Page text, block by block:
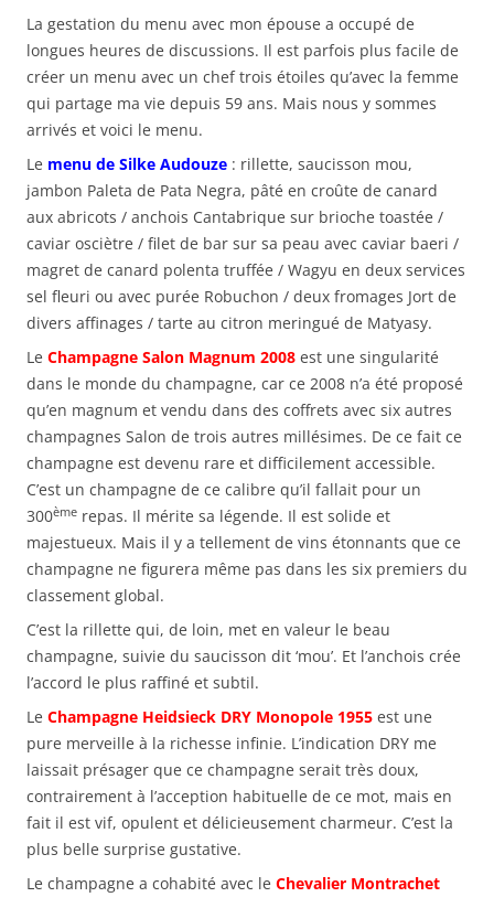
La gestation du menu avec mon épouse a occupé de
longues heures de discussions. Il est parfois plus facile de
créer un menu avec un chef trois étoiles qu’avec la femme
qui partage ma vie depuis 59 ans. Mais nous y sommes
arrivés et voici le menu.
Le menu de Silke Audouze : rillette, saucisson mou,
jambon Paleta de Pata Negra, pâté en croûte de canard
aux abricots / anchois Cantabrique sur brioche toastée /
caviar osciètre / filet de bar sur sa peau avec caviar baeri /
magret de canard polenta truffée / Wagyu en deux services
sel fleuri ou avec purée Robuchon / deux fromages Jort de
divers affinages / tarte au citron meringué de Matyasy.
Le Champagne Salon Magnum 2008 est une singularité
dans le monde du champagne, car ce 2008 n’a été proposé
qu’en magnum et vendu dans des coffrets avec six autres
champagnes Salon de trois autres millésimes. De ce fait ce
champagne est devenu rare et difficilement accessible.
C’est un champagne de ce calibre qu’il fallait pour un
300ème repas. Il mérite sa légende. Il est solide et
majestueux. Mais il y a tellement de vins étonnants que ce
champagne ne figurera même pas dans les six premiers du
classement global.
C’est la rillette qui, de loin, met en valeur le beau
champagne, suivie du saucisson dit ‘mou’. Et l’anchois crée
l’accord le plus raffiné et subtil.
Le Champagne Heidsieck DRY Monopole 1955 est une
pure merveille à la richesse infinie. L’indication DRY me
laissait présager que ce champagne serait très doux,
contrairement à l’acception habituelle de ce mot, mais en
fait il est vif, opulent et délicieusement charmeur. C’est la
plus belle surprise gustative.
Le champagne a cohabité avec le Chevalier Montrachet